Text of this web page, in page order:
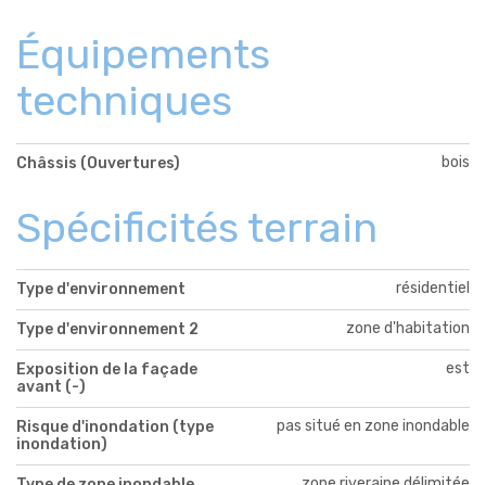
Équipements
techniques
Châssis (Ouvertures) bois
Spécificités terrain
Type d'environnement résidentiel
Type d'environnement 2 zone d'habitation
Exposition de la façade
avant (-)
est
Risque d'inondation (type
inondation)
pas situé en zone inondable